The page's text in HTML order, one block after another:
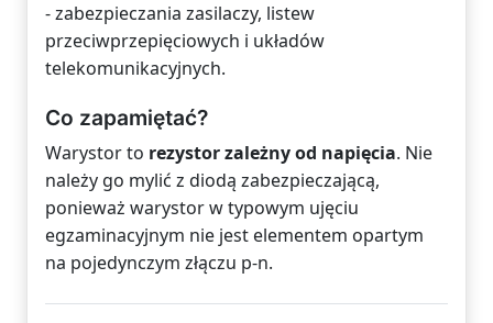
- zabezpieczania zasilaczy, listew
przeciwprzepięciowych i układów
telekomunikacyjnych.
Co zapamiętać?
Warystor to rezystor zależny od napięcia. Nie
należy go mylić z diodą zabezpieczającą,
ponieważ warystor w typowym ujęciu
egzaminacyjnym nie jest elementem opartym
na pojedynczym złączu p-n.